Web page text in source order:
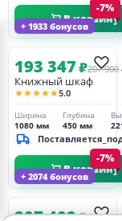
В корзину
+ 1933 бонусов
-7%
193 347₽207 900
Книжный шкаф
★★★★★5.0
Ширина
1080 мм
Глубина
450 мм
В корзину
+ 2074 бонусов
-7%
207 409₽